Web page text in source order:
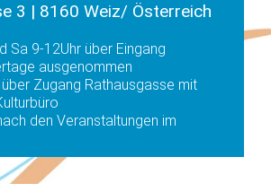
3 | 8160 Weiz/ Österreich
Sa 9-12Uhr über Eingang
ausgenommen
Zugang Rathausgasse mit
den Veranstaltungen im